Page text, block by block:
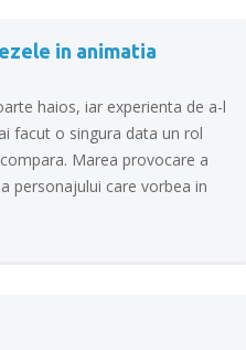
in animatia
haios, iar experienta de a-l
facut o singura data un rol
Marea provocare a
personajului care vorbea in